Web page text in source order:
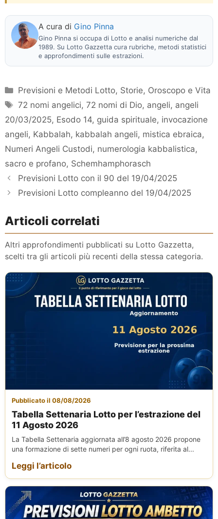
A cura di Gino Pinna
Gino Pinna si occupa di Lotto e analisi numeriche dal
1989. Su Lotto Gazzetta cura rubriche, metodi statistici
e approfondimenti sulle estrazioni.
Categorie
Previsioni e Metodi Lotto, Storie, Oroscopo e Vita
Tag
72 nomi angelici,72 nomi di Dio, angeli, angeli
20/03/2025, Esodo 14, guida spirituale, invocazione
angeli, Kabbalah, kabbalah angeli, mistica ebraica,
Numeri Angeli Custodi, numerologia kabbalistica,
sacro e profano, Schemhamphorasch
Previsioni Lotto con il 90 del 19/04/2025
Previsioni Lotto compleanno del 19/04/2025
Articoli correlati
Altri approfondimenti pubblicati su Lotto Gazzetta,
scelti tra gli articoli più recenti della stessa categoria.
Pubblicato il 08/08/2026
Tabella Settenaria Lotto per l’estrazione del
11 Agosto 2026
La Tabella Settenaria aggiornata all’8 agosto 2026 propone
una formazione di sette numeri per ogni ruota, riferita al...
Leggi l’articolo